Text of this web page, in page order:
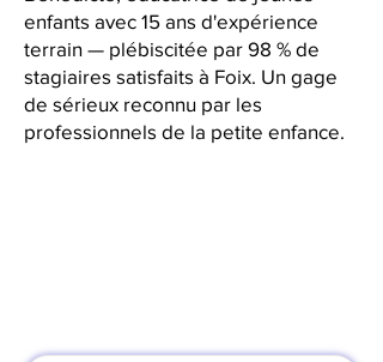
enfants avec 15 ans d'expérience
terrain — plébiscitée par 98 % de
stagiaires satisfaits à Foix. Un gage
de sérieux reconnu par les
professionnels de la petite enfance.